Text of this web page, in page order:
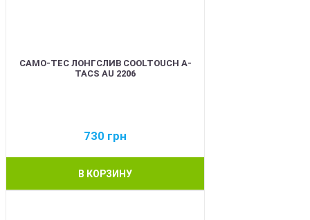
CAMO-TEC ЛОНГСЛИВ COOLTOUCH A-
TACS AU 2206
730 грн
В КОРЗИНУ